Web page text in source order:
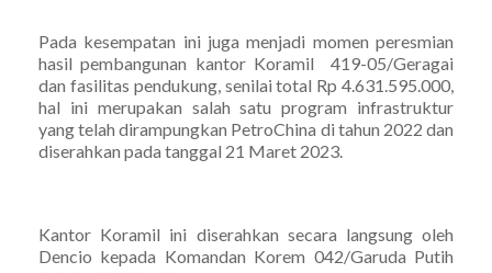
Pada kesempatan ini juga menjadi momen peresmian
hasil pembangunan kantor Koramil 419-05/Geragai
dan fasilitas pendukung, senilai total Rp 4.631.595.000,
hal ini merupakan salah satu program infrastruktur
yang telah dirampungkan PetroChina di tahun 2022 dan
diserahkan pada tanggal 21 Maret 2023.
Kantor Koramil ini diserahkan secara langsung oleh
Dencio kepada Komandan Korem 042/Garuda Putih